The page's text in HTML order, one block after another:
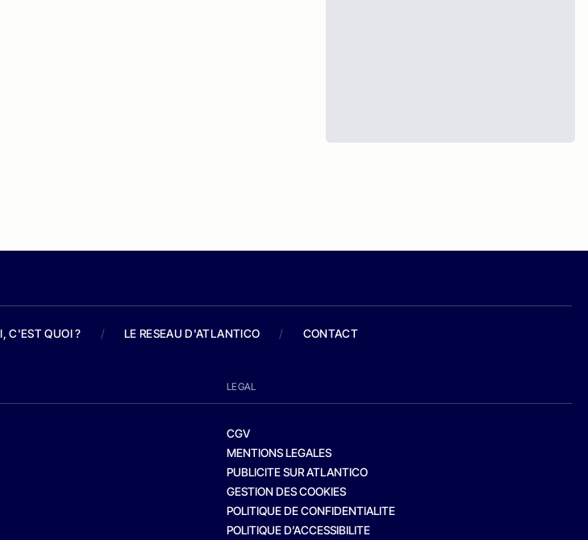
C'EST QUOI ? / LE RESEAU D'ATLANTICO / CONTACT
LEGAL
CGV
MENTIONS LEGALES
PUBLICITE SUR ATLANTICO
GESTION DES COOKIES
POLITIQUE DE CONFIDENTIALITE
POLITIQUE D’ACCESSIBILITE